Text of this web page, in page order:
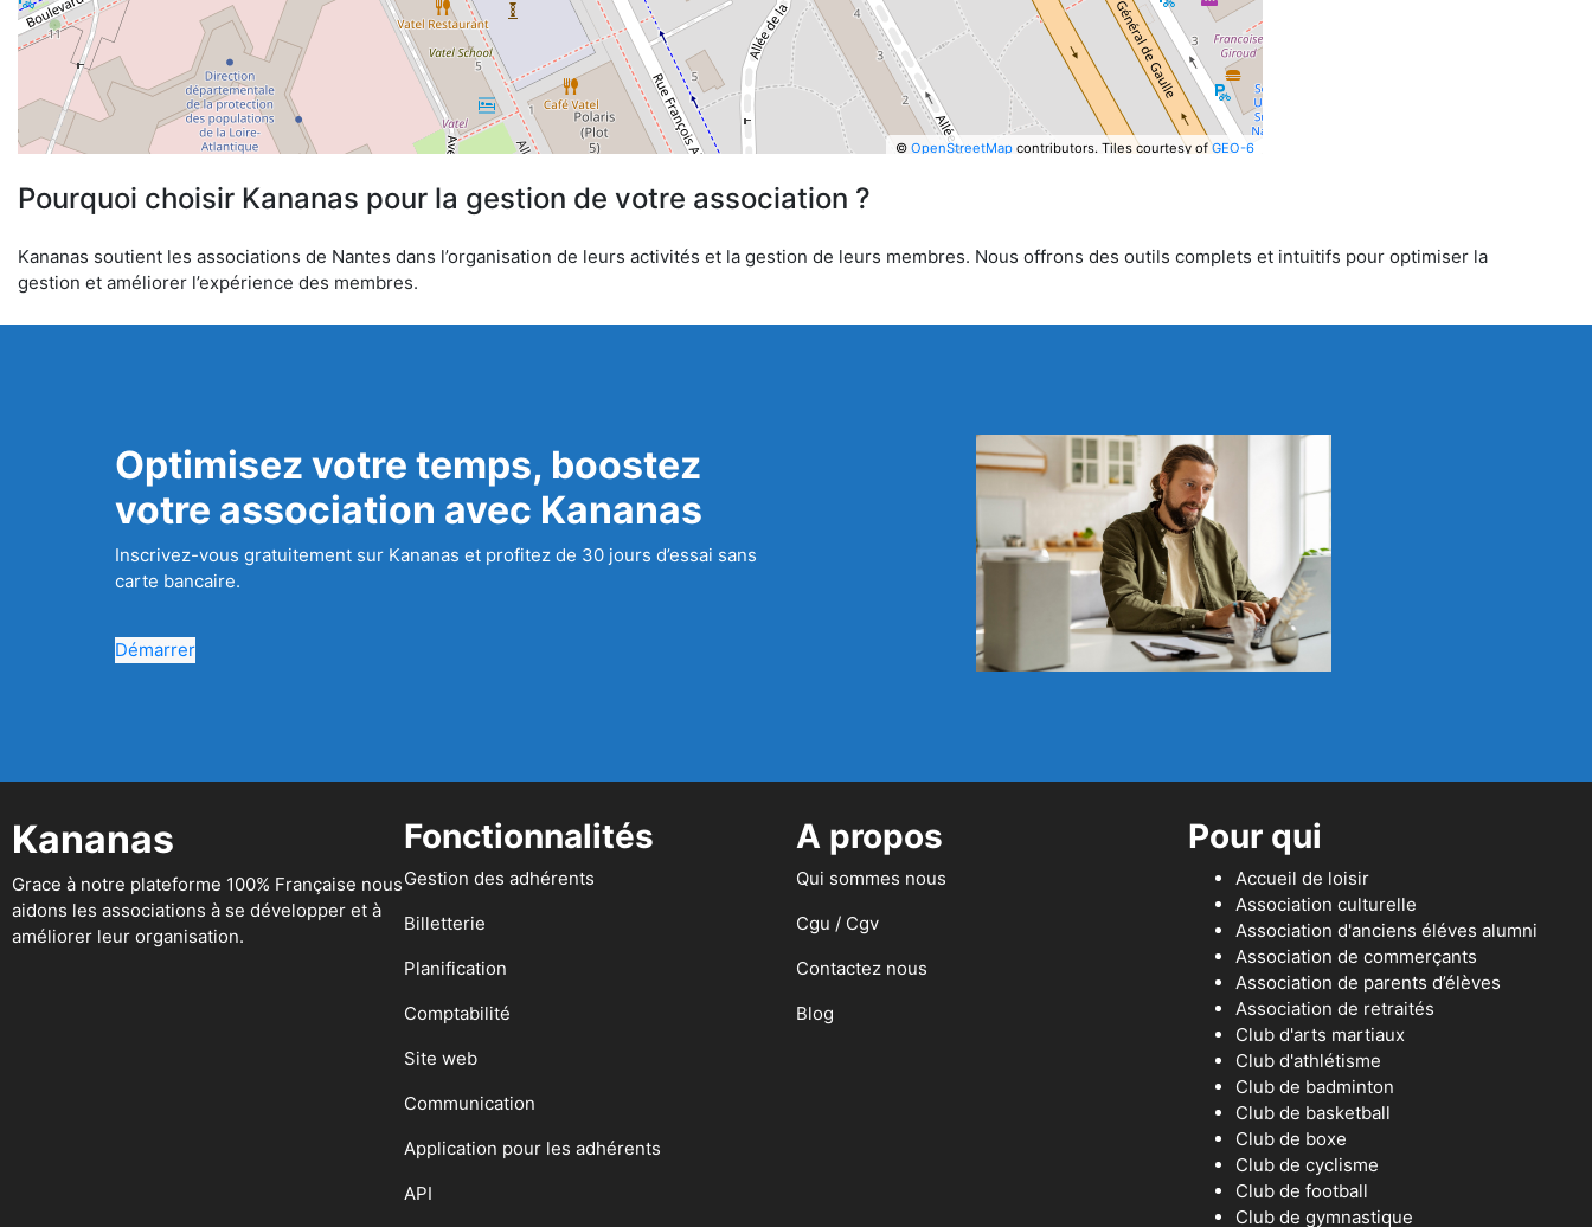
© OpenStreetMapcontributors. Tiles courtesy ofGEO-6
Pourquoi choisir Kananas pour la gestion de votre association ?
Kananas soutient les associations de Nantes dans l’organisation de leurs activités et la gestion de leurs membres. Nous offrons des outils complets et intuitifs pour optimiser la
gestion et améliorer l’expérience des membres.
Optimisez votre temps, boostez
votre association avec Kananas
Inscrivez-vous gratuitement sur Kananas et profitez de 30 jours d’essai sans
carte bancaire.
Démarrer
Kananas
Grace à notre plateforme 100% Française nous
aidons les associations à se développer et à
améliorer leur organisation.
Fonctionnalités
Gestion des adhérents
Billetterie
Planification
Comptabilité
Site web
Communication
Application pour les adhérents
API
A propos
Qui sommes nous
Cgu / Cgv
Contactez nous
Blog
Pour qui
Accueil de loisir
Association culturelle
Association d'anciens éléves alumni
Association de commerçants
Association de parents d’élèves
Association de retraités
Club d'arts martiaux
Club d'athlétisme
Club de badminton
Club de basketball
Club de boxe
Club de cyclisme
Club de football
Club de gymnastique